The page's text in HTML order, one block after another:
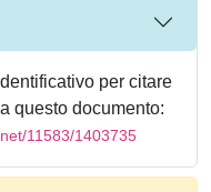
per citare
questo documento:
11583/1403735